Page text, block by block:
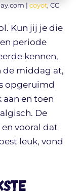
| coyot, CC
Kun jij je die
periode
kennen,
de middag at,
opgeruimd
aan en toen
De
vooral dat
leuk, vond